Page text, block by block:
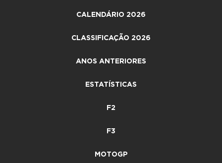
CALENDÁRIO 2026
CLASSIFICAÇÃO 2026
ANOS ANTERIORES
ESTATÍSTICAS
F2
F3
MOTOGP